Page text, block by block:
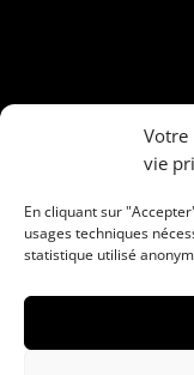
Votre
vie
En cliquant sur
usages techniques
statistique utilisé